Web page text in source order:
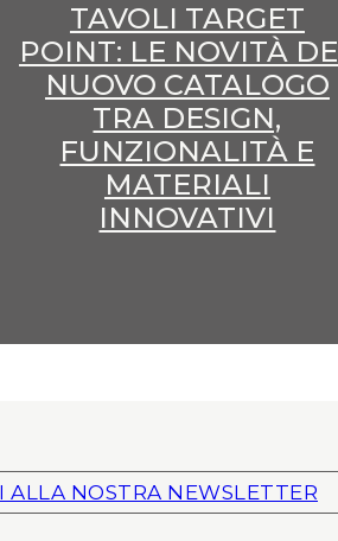
TAVOLI TARGET
POINT: LE NOVITÀ
NUOVO CATALOGO
TRA DESIGN,
FUNZIONALITÀ E
MATERIALI
INNOVATIVI
ALLA NOSTRA NEWSLETTER